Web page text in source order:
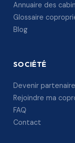
Annuaire des
Glossaire
Blog
SOCIÉTÉ
Devenir partenaire
Rejoindre ma
FAQ
Contact